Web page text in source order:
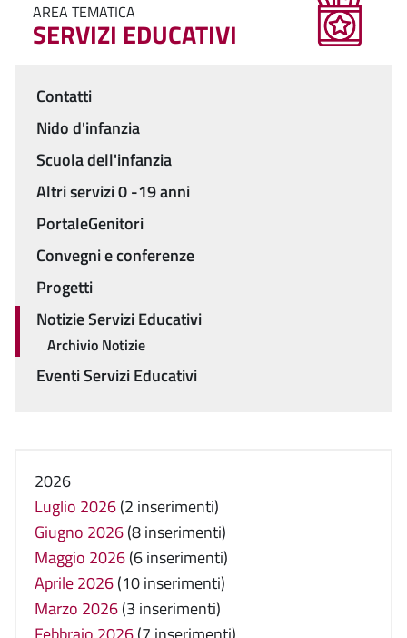
AREA TEMATICA
SERVIZI EDUCATIVI
Menu
Contatti
Nido d'infanzia
Scuola dell'infanzia
Altri servizi 0 -19 anni
PortaleGenitori
Convegni e conferenze
Progetti
Notizie Servizi Educativi
Archivio Notizie
Eventi Servizi Educativi
2026
Luglio 2026(2 inserimenti)
Giugno 2026(8 inserimenti)
Maggio 2026(6 inserimenti)
Aprile 2026(10 inserimenti)
Marzo 2026(3 inserimenti)